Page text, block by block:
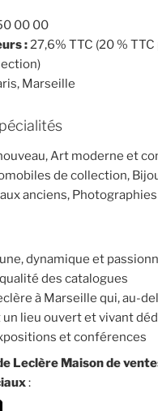
00 00
:27,6% TTC (20 %
Marseille
Art moderne et
de collection,
anciens, Photographies
dynamique et
des catalogues
à Marseille qui, au-
lieu ouvert et vivant
et conférences
Leclère Maison de
: